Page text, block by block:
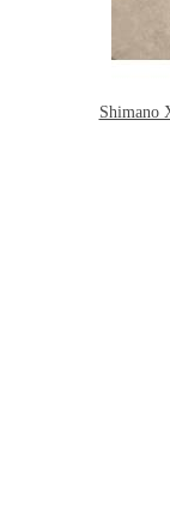
Shimano